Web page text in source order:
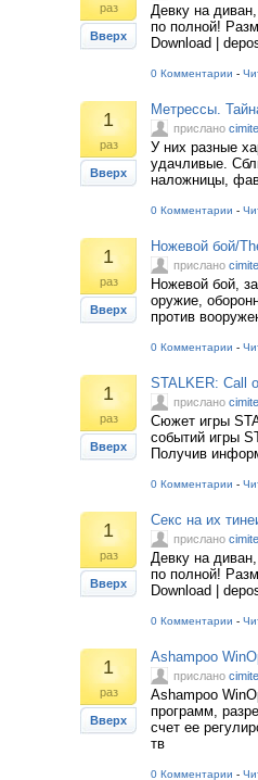
раз
Вверх
Девку на
по полной!
Download |
0 Комментарии -
1
раз
Вверх
Метрессы.
прислано
У них разные
удачливые.
наложницы,
0 Комментарии -
1
раз
Вверх
Ножевой бой/
прислано
Ножевой бой,
оружие,
против
0 Комментарии -
1
раз
Вверх
STALKER: Call
прислано
Сюжет игры
событий игры
Получив
0 Комментарии -
1
раз
Вверх
Секс на их
прислано
Девку на
по полной!
Download |
0 Комментарии -
1
раз
Вверх
Ashampoo
прислано
Ashampoo
программ,
счет ее
тв
0 Комментарии -